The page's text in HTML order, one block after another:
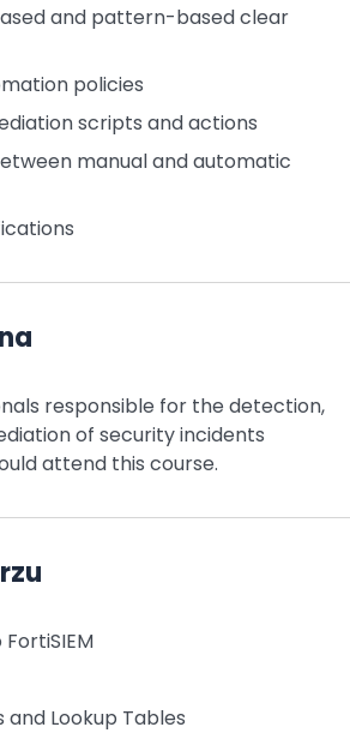
and pattern-based clear
policies
scripts and actions
manual and automatic
responsible for the detection,
of security incidents
attend this course.
and Lookup Tables